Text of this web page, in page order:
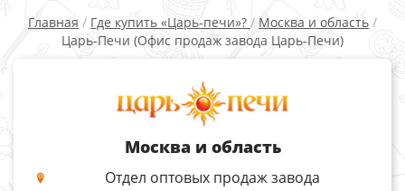
Главная / Где купить «Царь-печи»? / Москва и область /
Царь-Печи (Офис продаж завода Царь-Печи)
Москва и область
Отдел оптовых продаж завода